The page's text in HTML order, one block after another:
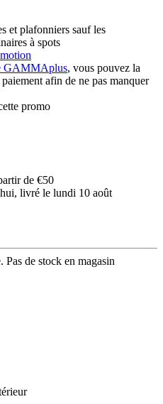
et plafonniers sauf les
à spots
GAMMAplus, vous pouvez la
afin de ne pas manquer
promo
de €50
livré le lundi 10 août
de stock en magasin